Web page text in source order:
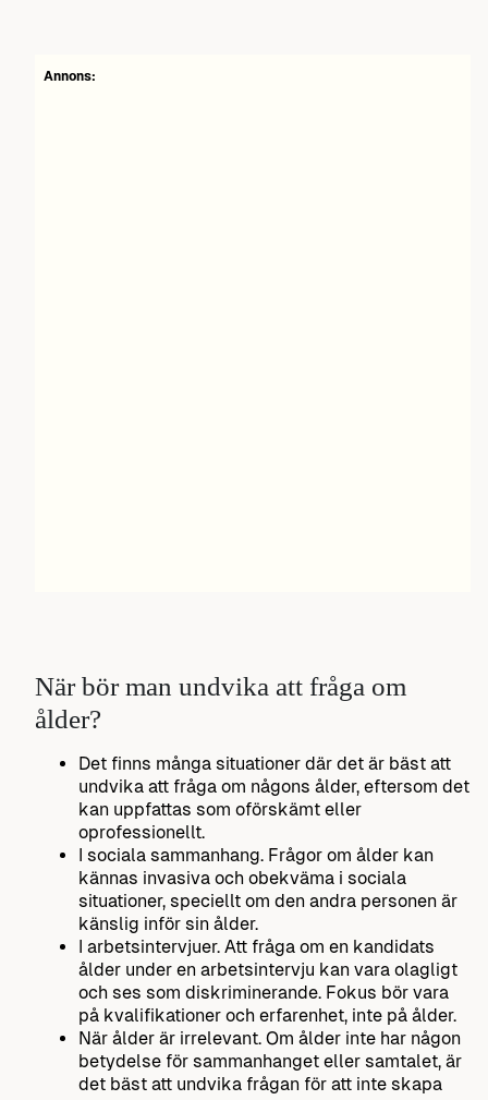
Annons:
När bör man undvika att fråga om
ålder?
Det finns många situationer där det är bäst att
undvika att fråga om någons ålder, eftersom det
kan uppfattas som oförskämt eller
oprofessionellt.
I sociala sammanhang. Frågor om ålder kan
kännas invasiva och obekväma i sociala
situationer, speciellt om den andra personen är
känslig inför sin ålder.
I arbetsintervjuer. Att fråga om en kandidats
ålder under en arbetsintervju kan vara olagligt
och ses som diskriminerande. Fokus bör vara
på kvalifikationer och erfarenhet, inte på ålder.
När ålder är irrelevant. Om ålder inte har någon
betydelse för sammanhanget eller samtalet, är
det bäst att undvika frågan för att inte skapa